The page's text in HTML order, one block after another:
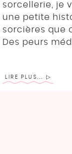
sorcellerie, je
une petite
sorcières que
Des peurs
LIRE PLUS...